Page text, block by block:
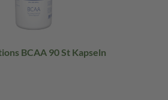
BCAA 90 St Kapseln